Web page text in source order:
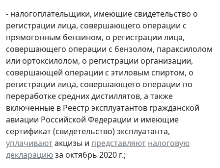
- налогоплательщики, имеющие свидетельство о
регистрации лица, совершающего операции с
прямогонным бензином, о регистрации лица,
совершающего операции с бензолом, параксилолом
или ортоксилолом, о регистрации организации,
совершающей операции с этиловым спиртом, о
регистрации лица, совершающего операции по
переработке средних дистиллятов, а также
включенные в Реестр эксплуатантов гражданской
авиации Российской Федерации и имеющие
сертификат (свидетельство) эксплуатанта,
уплачиваютакцизы и представляют налоговую
декларациюза октябрь 2020 г.;